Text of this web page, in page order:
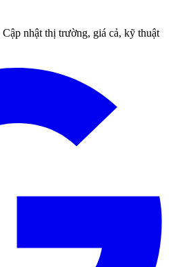
nhật thị trường, giá cả, kỹ thuật